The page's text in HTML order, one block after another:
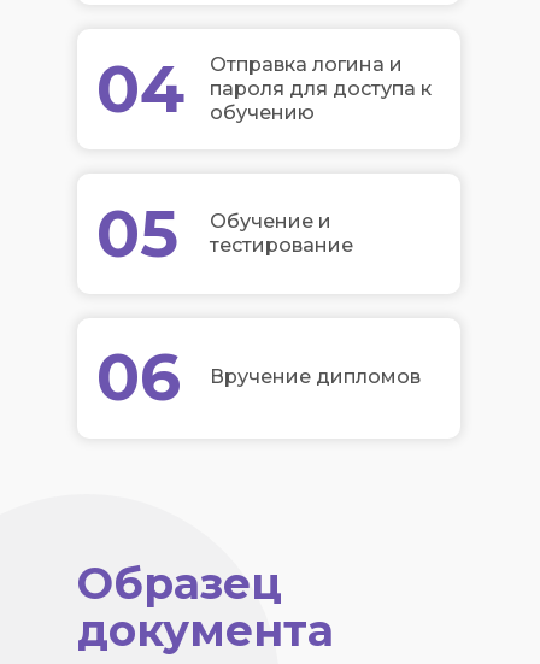
04
05
06
Отправка логина и
пароля для доступа к
обучению
Обучение и
тестирование
Вручение дипломов
Образец
документа